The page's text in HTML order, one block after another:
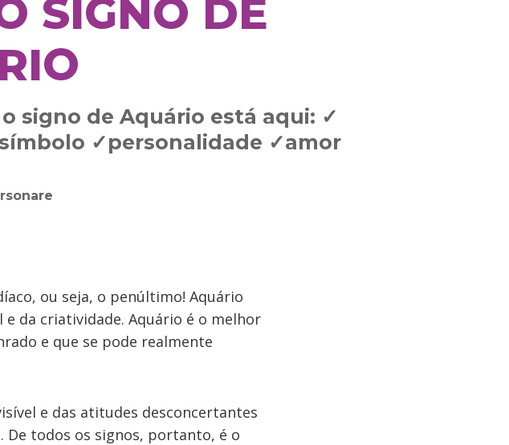
SIGNO DE
signo de Aquário está aqui: ✓
✓personalidade ✓amor
ou seja, o penúltimo! Aquário
da criatividade. Aquário é o melhor
e que se pode realmente
e das atitudes desconcertantes
De todos os signos, portanto, é o